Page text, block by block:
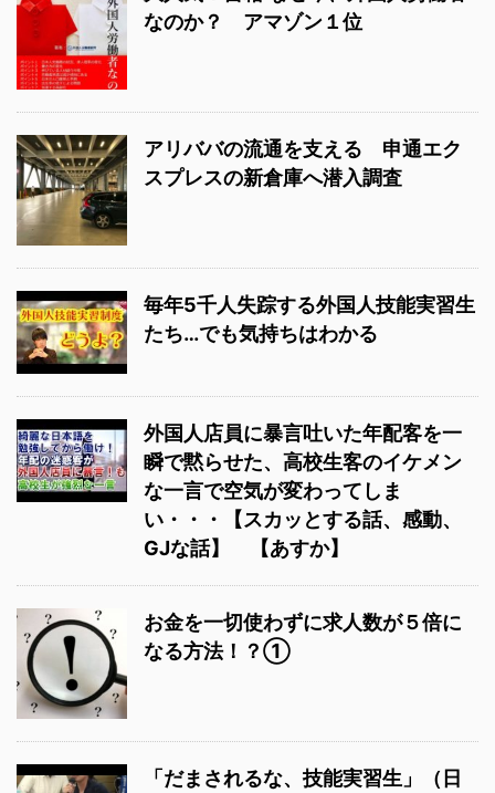
なのか？ アマゾン１位
アリババの流通を支える 申通エク
スプレスの新倉庫へ潜入調査
毎年5千人失踪する外国人技能実習生
たち…でも気持ちはわかる
外国人店員に暴言吐いた年配客を一
瞬で黙らせた、高校生客のイケメン
な一言で空気が変わってしま
い・・・【スカッとする話、感動、
GJな話】 【あすか】
お金を一切使わずに求人数が５倍に
なる方法！？①
「だまされるな、技能実習生」（日